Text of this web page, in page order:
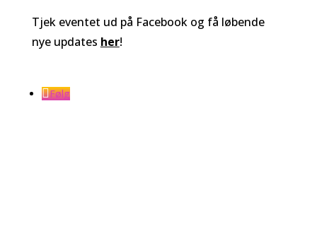
Tjek eventet ud på Facebook og få løbende
nye updates her!
Følg